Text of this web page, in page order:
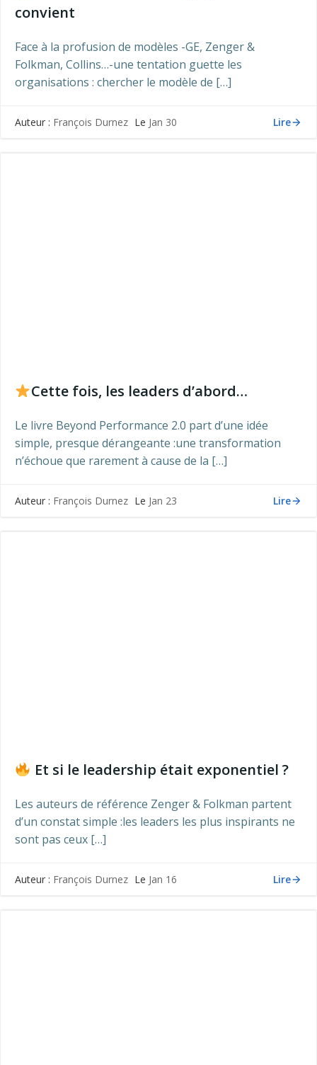
convient
Face à la profusion de modèles -GE, Zenger &
Folkman, Collins…-une tentation guette les
organisations : chercher le modèle de […]
Auteur : François Durnez Le Jan 30 Lire
Cette fois, les leaders d’abord…
Le livre Beyond Performance 2.0 part d’une idée
simple, presque dérangeante :une transformation
n’échoue que rarement à cause de la […]
Auteur : François Durnez Le Jan 23 Lire
Et si le leadership était exponentiel ?
Les auteurs de référence Zenger & Folkman partent
d’un constat simple :les leaders les plus inspirants ne
sont pas ceux […]
Auteur : François Durnez Le Jan 16 Lire